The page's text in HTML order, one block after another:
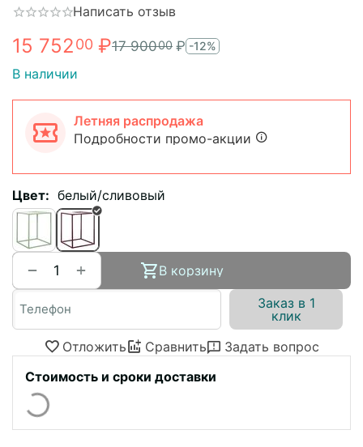
Написать отзыв
15 75200 ₽17 90000 ₽ -12%
В наличии
Летняя распродажа
Подробности промо-акции
Цвет: белый/сливовый
+
−
В корзину
Заказ в 1
клик
Отложить
Сравнить
Задать вопрос
Стоимость и сроки доставки